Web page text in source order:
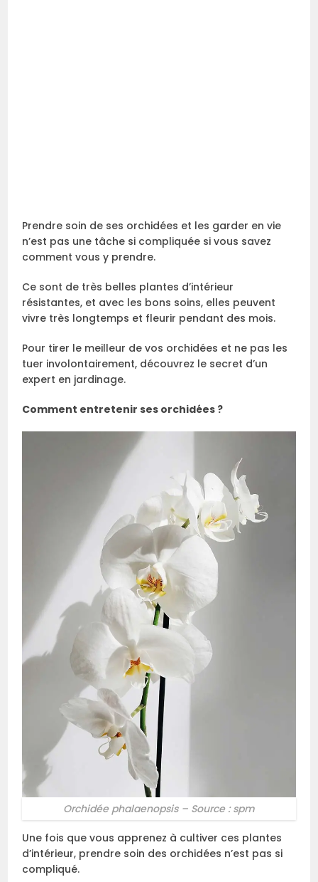
Prendre soin de ses orchidées et les garder en vie
n’est pas une tâche si compliquée si vous savez
comment vous y prendre.
Ce sont de très belles plantes d’intérieur
résistantes, et avec les bons soins, elles peuvent
vivre très longtemps et fleurir pendant des mois.
Pour tirer le meilleur de vos orchidées et ne pas les
tuer involontairement, découvrez le secret d’un
expert en jardinage.
Comment entretenir ses orchidées ?
Orchidée phalaenopsis – Source : spm
Une fois que vous apprenez à cultiver ces plantes
d’intérieur, prendre soin des orchidées n’est pas si
compliqué.